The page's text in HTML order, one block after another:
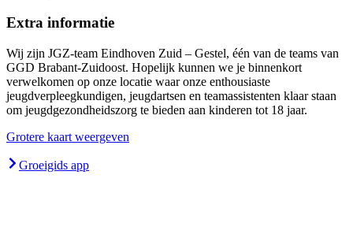
Extra informatie
Wij zijn JGZ-team Eindhoven Zuid – Gestel, één van de teams van
GGD Brabant-Zuidoost. Hopelijk kunnen we je binnenkort
verwelkomen op onze locatie waar onze enthousiaste
jeugdverpleegkundigen, jeugdartsen en teamassistenten klaar staan
om jeugdgezondheidszorg te bieden aan kinderen tot 18 jaar.
Grotere kaart weergeven
Groeigids app